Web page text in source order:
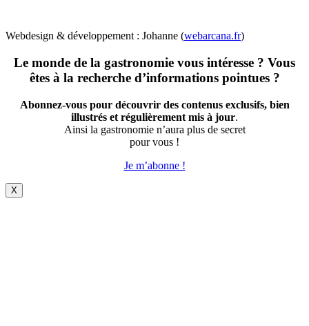
Webdesign & développement : Johanne (webarcana.fr)
Le monde de la gastronomie vous intéresse ? Vous
êtes à la recherche d’informations pointues ?
Abonnez-vous pour découvrir des contenus exclusifs, bien
illustrés et régulièrement mis à jour.
Ainsi la gastronomie n’aura plus de secret
pour vous !
Je m’abonne !
X